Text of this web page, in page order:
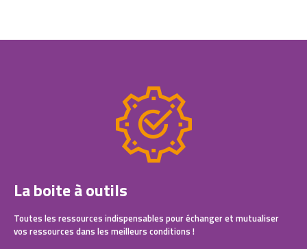
La boite à outils
Toutes les ressources indispensables pour échanger et mutualiser
vos ressources dans les meilleurs conditions !